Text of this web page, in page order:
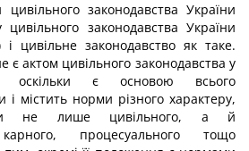
законодавства України
цивільного законодавства України
і цивільне законодавство як таке.
є актом цивільного законодавства у
оскільки є основою всього
і містить норми різного характеру,
не лише цивільного, а й
карного, процесуального тощо